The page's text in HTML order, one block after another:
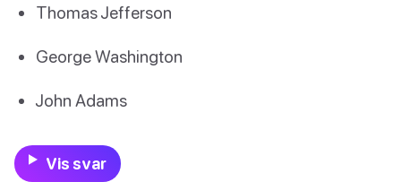
Thomas Jefferson
George Washington
John Adams
Vis svar